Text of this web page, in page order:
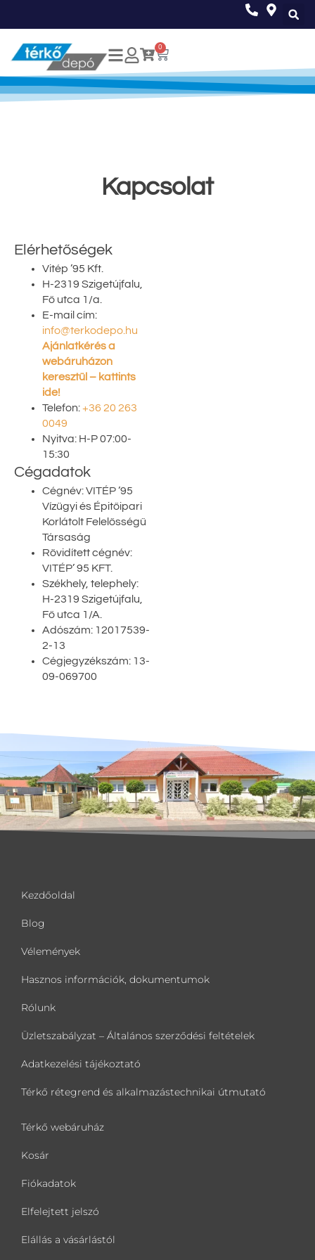
0
Kapcsolat
Elérhetőségek
Vitép ’95 Kft.
H-2319 Szigetújfalu,
Fő utca 1/a.
E-mail cím:
info@terkodepo.hu
Ajánlatkérés a
webáruházon
keresztül – kattints
ide!
Telefon:+36 20 263
0049
Nyitva: H-P 07:00-
15:30
Cégadatok
Cégnév: VITÉP ’95
Vízügyi és Épitőipari
Korlátolt Felelősségű
Társaság
Rövidített cégnév:
VITÉP’ 95 KFT.
Székhely, telephely:
H-2319 Szigetújfalu,
Fő utca 1/A.
Adószám: 12017539-
2-13
Cégjegyzékszám: 13-
09-069700
Kezdőoldal
Blog
Vélemények
Hasznos információk, dokumentumok
Rólunk
Üzletszabályzat – Általános szerződési feltételek
Adatkezelési tájékoztató
Térkő rétegrend és alkalmazástechnikai útmutató
Térkő webáruház
Kosár
Fiókadatok
Elfelejtett jelszó
Elállás a vásárlástól